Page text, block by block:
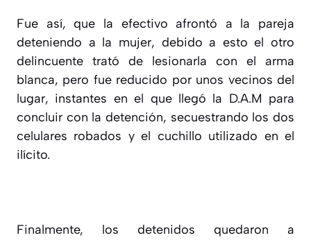
Fue así, que la efectivo afrontó a la pareja
deteniendo a la mujer, debido a esto el otro
delincuente trató de lesionarla con el arma
blanca, pero fue reducido por unos vecinos del
lugar, instantes en el que llegó la D.A.M para
concluir con la detención, secuestrando los dos
celulares robados y el cuchillo utilizado en el
ilícito.
Finalmente, los detenidos quedaron a